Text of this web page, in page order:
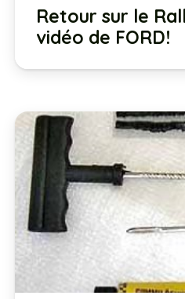
Retour sur le
vidéo de FORD!